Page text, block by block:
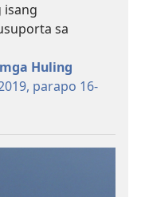
isang
sa
Huling
parapo 16-​